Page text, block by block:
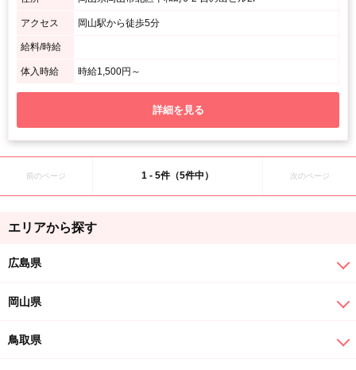
アクセス 岡山駅から徒歩5分
給料/時給
体入時給 時給1,500円～
詳細を見る
前のページ 1 - 5件（5件中） 次のページ
エリアから探す
広島県
岡山県
鳥取県